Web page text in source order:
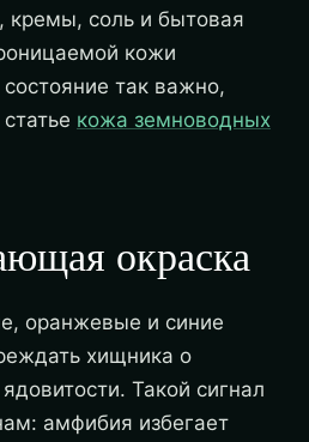
кремы, соль и бытовая
кожи
так важно,
кожа земноводных
окраска
оранжевые и синие
хищника о
Такой сигнал
амфибия избегает